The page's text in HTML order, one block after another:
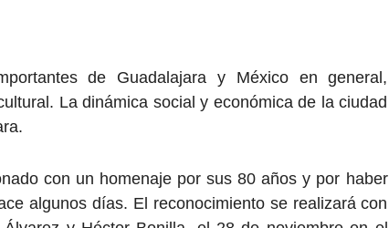
de Guadalajara y México en general,
La dinámica social y económica de la ciudad
con un homenaje por sus 80 años y por haber
algunos días. El reconocimiento se realizará con